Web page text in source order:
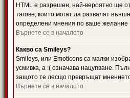
HTML е разрешен, най-вероятно ще
тагове, които могат да развалят
определени мнения по ваше желание
Върнете се в началото
Какво са Smileys?
Smileys, или Emoticons са малки
усмивка, а :( означава нацупване.
защото те лесщо превръщат
Върнете се в началото